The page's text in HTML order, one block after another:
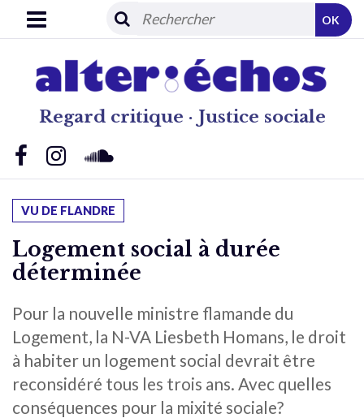
Regard critique · Justice sociale
OK
VU DE FLANDRE
Logement social à durée
déterminée
Pour la nouvelle ministre flamande du
Logement, la N-VA Liesbeth Homans, le droit
à habiter un logement social devrait être
reconsidéré tous les trois ans. Avec quelles
conséquences pour la mixité sociale?